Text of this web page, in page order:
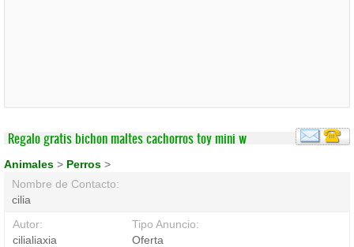
Regalo gratis bichon maltes cachorros toy mini w
Animales > Perros >
Nombre de Contacto:
cilia
Autor:
cilialiaxia
Tipo Anuncio:
Oferta